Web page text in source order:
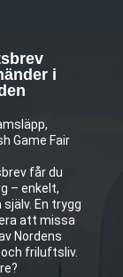
i
Game Fair
får du
– enkelt,
En trygg
att missa
Nordens
friluftsliv.